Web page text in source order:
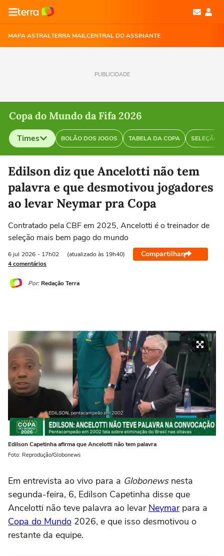
MAPA ASTRALTERRA MAILCENTRAL DO ASSINANTE
PUBLICIDADE
Copa do Mundo da Fifa 2026
Times BOLÃO DOS JOGOS TABELA DA COPA SELEÇÃO
Selecione o time para ver as notícias
Edilson diz que Ancelotti não tem
palavra e que desmotivou jogadores
ao levar Neymar pra Copa
Contratado pela CBF em 2025, Ancelotti é o treinador de
seleção mais bem pago do mundo
6 jul 2026 - 17h02 (atualizado às 19h40) Compartilhar
4 comentários
Por: Redação Terra
Edilson Capetinha afirma que Ancelotti não tem palavra
Foto: Reprodução/Globonews
Em entrevista ao vivo para a Globonews nesta
segunda-feira, 6, Edilson Capetinha disse que
Ancelotti não teve palavra ao levar Neymarpara a
Copa do Mundo 2026, e que isso desmotivou o
restante da equipe.